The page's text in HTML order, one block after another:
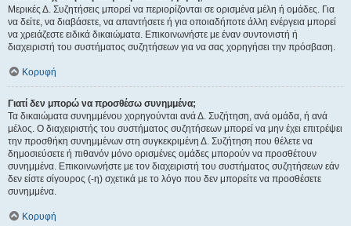
Μερικές Δ. Συζητήσεις μπορεί να περιορίζονται σε ορισμένα μέλη ή ομάδες. Για
να δείτε, να διαβάσετε, να απαντήσετε ή για οποιαδήποτε άλλη ενέργεια μπορεί
να χρειάζεστε ειδικά δικαιώματα. Επικοινωνήστε με έναν συντονιστή ή
διαχειριστή του συστήματος συζητήσεων για να σας χορηγήσει την πρόσβαση.
Κορυφή
Γιατί δεν μπορώ να προσθέσω συνημμένα;
Τα δικαιώματα συνημμένου χορηγούνται ανά Δ. Συζήτηση, ανά ομάδα, ή ανά
μέλος. Ο διαχειριστής του συστήματος συζητήσεων μπορεί να μην έχει επιτρέψει
την προσθήκη συνημμένων στη συγκεκριμένη Δ. Συζήτηση που θέλετε να
δημοσιεύσετε ή πιθανόν μόνο ορισμένες ομάδες μπορούν να προσθέτουν
συνημμένα. Επικοινωνήστε με τον διαχειριστή του συστήματος συζητήσεων εάν
δεν είστε σίγουρος (-η) σχετικά με το λόγο που δεν μπορείτε να προσθέσετε
συνημμένα.
Κορυφή